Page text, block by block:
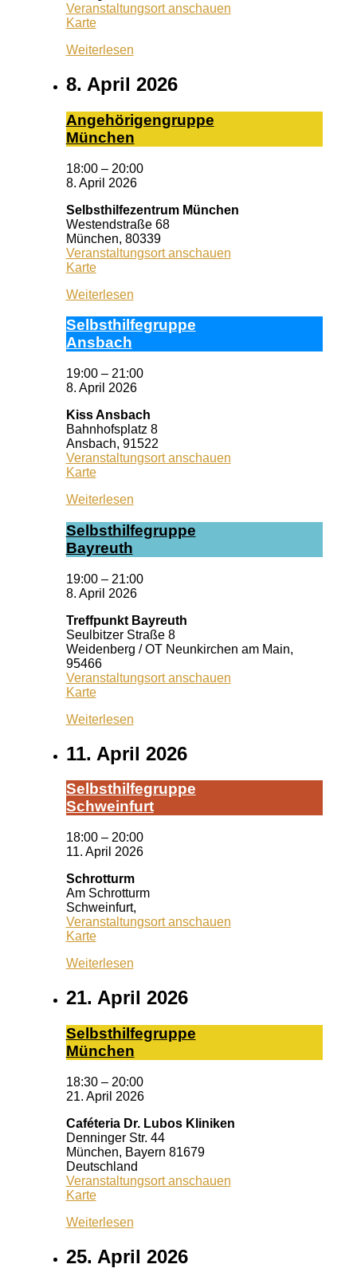
Veranstaltungsort anschauen
KarteQueeres
Erlangen
Weiterlesen
8. April 2026
An­ge­hö­ri­gen­grup­pe
Mün­chen
18:00 – 20:00
8. April 2026
Selbsthilfezentrum München
Westendstraße 68
München, 80339
Veranstaltungsort anschauen
KarteSelbsthilfezentrum
Weiterlesen
Selbst­hil­fe­grup­pe
Ans­bach
19:00 – 21:00
8. April 2026
Kiss Ansbach
Bahnhofsplatz 8
Ansbach, 91522
Veranstaltungsort anschauen
KarteKiss
Weiterlesen
Selbst­hil­fe­grup­pe
Bay­reuth
19:00 – 21:00
8. April 2026
Treffpunkt Bayreuth
Seulbitzer Straße 8
Weidenberg / OT Neunkirchen am Main,
95466
Veranstaltungsort anschauen
KarteTreffpunkt
Weiterlesen
11. April 2026
Selbst­hil­fe­grup­pe
Schwein­furt
18:00 – 20:00
11. April 2026
Schrotturm
Am Schrotturm
Schweinfurt,
Veranstaltungsort anschauen
KarteSchrotturm
Weiterlesen
21. April 2026
Selbst­hil­fe­grup­pe
Mün­chen
18:30 – 20:00
21. April 2026
Caféteria Dr. Lubos Kliniken
Denninger Str. 44
München, Bayern 81679
Deutschland
Veranstaltungsort anschauen
KarteCaféteria
Lubos
Weiterlesen
25. April 2026